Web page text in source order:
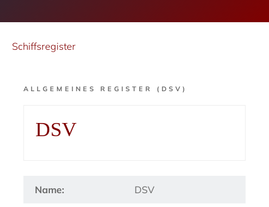
Schiffsregister
ALLGEMEINES REGISTER (DSV)
DSV
Name: DSV